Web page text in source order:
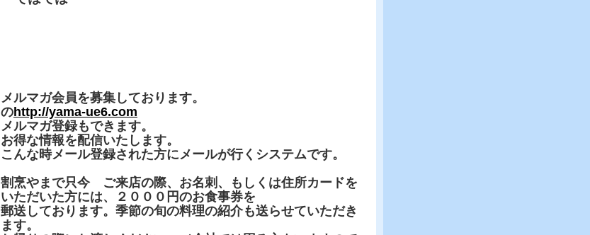
メルマガ会員を募集しております。
のhttp://yama-ue6.com
メルマガ登録もできます。
お得な情報を配信いたします。
こんな時メール登録された方にメールが行くシステムです。
割烹やまで只今 ご来店の際、お名刺、もしくは住所カードを
いただいた方には、２０００円のお食事券を
郵送しております。季節の旬の料理の紹介も送らせていただき
ます。